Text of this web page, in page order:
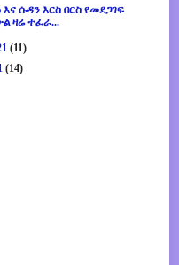
እና ሱዳን እርስ በርስ የመደጋገፍ
ዛሬ ተፈራ...
(11)
(14)